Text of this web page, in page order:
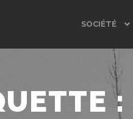
SOCIÉTÉ
: